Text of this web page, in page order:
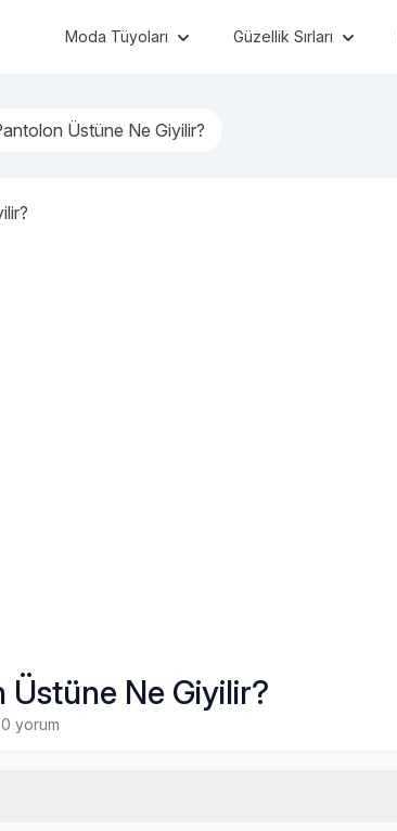
Moda Tüyoları Güzellik Sırları
Üstüne Ne Giyilir?
Üstüne Ne Giyilir?
0 yorum